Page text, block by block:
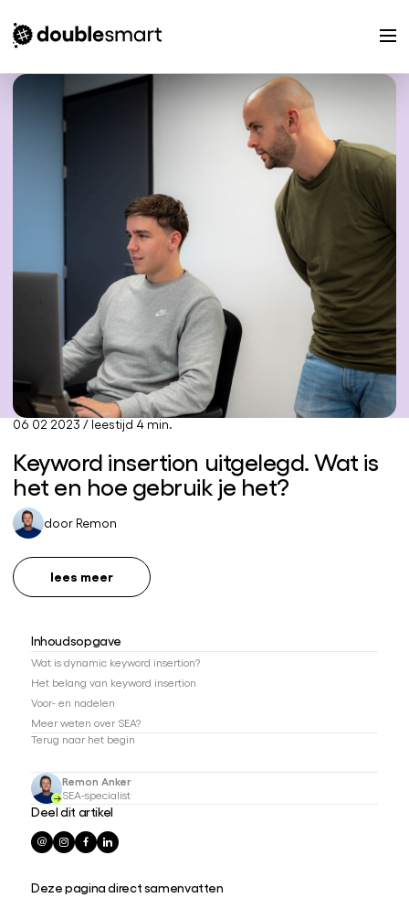
06 02 2023 / leestijd 4 min.
Keyword insertion uitgelegd. Wat is
het en hoe gebruik je het?
door Remon
lees meer
Inhoudsopgave
Wat is dynamic keyword insertion?
Het belang van keyword insertion
Voor- en nadelen
Meer weten over SEA?
Terug naar het begin
Remon Anker
SEA-specialist
Deel dit artikel
Deze pagina direct samenvatten